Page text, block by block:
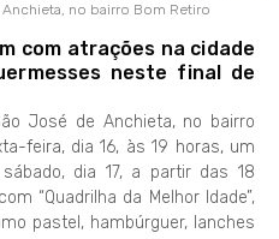
no bairro Bom Retiro
com atrações na cidade
neste final de
José de Anchieta, no bairro
feira, dia 16, às 19 horas, um
dia 17, a partir das 18
“Quadrilha da Melhor Idade”,
pastel, hambúrguer, lanches